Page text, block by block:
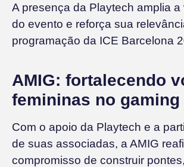
A presença da Playtech amplia a
do evento e reforça sua
programação da ICE Barcelona
AMIG: fortalecendo
femininas no gaming
Com o apoio da Playtech e a
de suas associadas, a AMIG
compromisso de construir